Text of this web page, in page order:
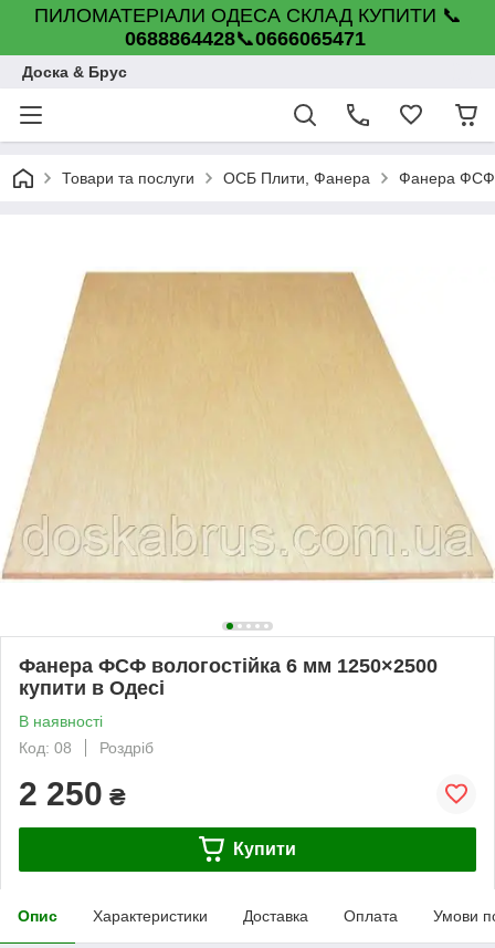
ПИЛОМАТЕРІАЛИ ОДЕСА СКЛАД КУПИТИ 📞
0688864428📞0666065471
Доска & Брус
Товари та послуги ОСБ Плити, Фанера Фанера ФСФ
Фанера ФСФ вологостійка 6 мм 1250×2500
купити в Одесі
В наявності
Код: 08
Роздріб
2 250 ₴
Купити
Опис Характеристики Доставка Оплата Умови